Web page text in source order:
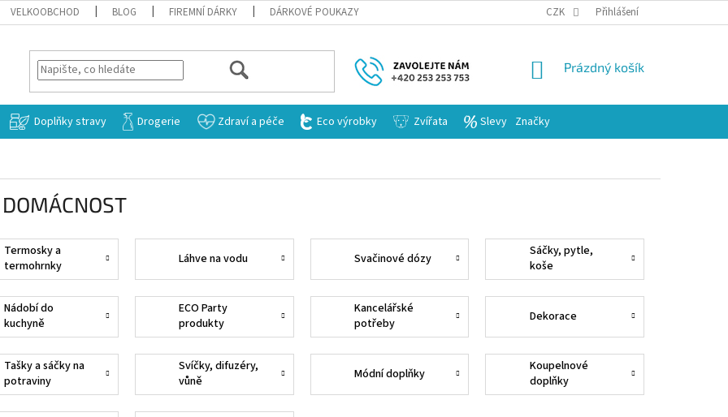
VELKOOBCHOD BLOG FIREMNÍ DÁRKY DÁRKOVÉ POUKAZY CZK Přihlášení
HLEDAT
NÁKUPNÍ
Prázdný košík
Doplňky stravy Drogerie Zdraví a péče Eco výrobky Zvířata Slevy Značky
DOMÁCNOST
Termosky a
termohrnky
Láhve na vodu Svačinové dózy
Sáčky, pytle,
koše
Nádobí do
kuchyně
ECO Party
produkty
Kancelářské
potřeby
Dekorace
Tašky a sáčky na
potraviny
Svíčky, difuzéry,
vůně
Módní doplňky
Koupelnové
doplňky